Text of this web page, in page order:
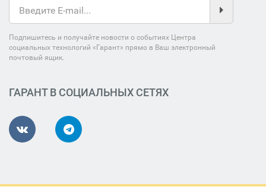
Подпишитесь и получайте новости о событиях Центра
социальных технологий «Гарант» прямо в Ваш электронный
почтовый ящик.
ГАРАНТ В СОЦИАЛЬНЫХ СЕТЯХ